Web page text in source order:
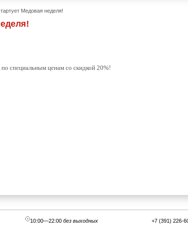
Медовая неделя!
специальным ценам со скидкой 20%!
10:00—22:00 без выходных +7 (391) 226-